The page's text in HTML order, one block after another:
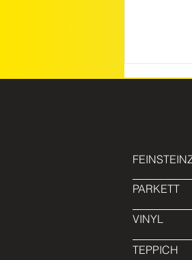
hohe
PARKETT
VINYL
TEPPICH